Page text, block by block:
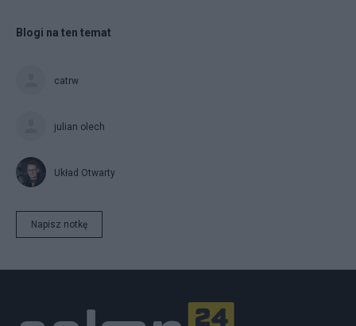
Blogi na ten temat
catrw
julian olech
Układ Otwarty
Napisz notkę